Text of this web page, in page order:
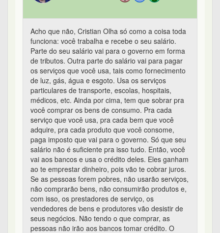
Acho que não, Cristian Olha só como a coisa toda
funciona: você trabalha e recebe o seu salário.
Parte do seu salário vai para o governo em forma
de tributos. Outra parte do salário vai para pagar
os serviços que você usa, tais como fornecimento
de luz, gás, água e esgoto. Usa os serviços
particulares de transporte, escolas, hospitais,
médicos, etc. Ainda por cima, tem que sobrar pra
você comprar os bens de consumo. Pra cada
serviço que você usa, pra cada bem que você
adquire, pra cada produto que você consome,
paga imposto que vai para o governo. Só que seu
salário não é suficiente pra isso tudo. Então, você
vai aos bancos e usa o crédito deles. Eles ganham
ao te emprestar dinheiro, pois vão te cobrar juros.
Se as pessoas forem pobres, não usarão serviços,
não comprarão bens, não consumirão produtos e,
com isso, os prestadores de serviço, os
vendedores de bens e produtores vão desistir de
seus negócios. Não tendo o que comprar, as
pessoas não irão aos bancos tomar crédito. O